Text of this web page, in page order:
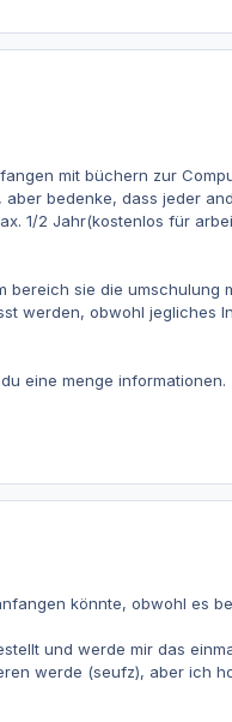
mit büchern zur
bedenke, dass jeder
1/2 Jahr(kostenlos für
sie die umschulung
werden, obwohl jegliches
eine menge informationen.
könnte, obwohl es
und werde mir das
werde (seufz), aber ich